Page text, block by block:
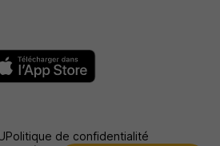
Politique de confidentialité